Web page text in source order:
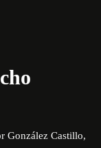
González Castillo,